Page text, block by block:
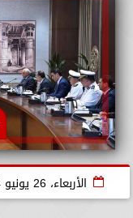
الأربعاء، 26 يونيو 2024